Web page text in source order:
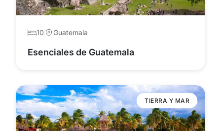
10 Guatemala
Esenciales de Guatemala
TIERRA Y MAR